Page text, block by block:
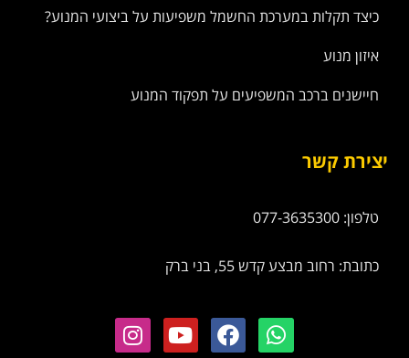
כיצד תקלות במערכת החשמל משפיעות על ביצועי המנוע?
איזון מנוע
חיישנים ברכב המשפיעים על תפקוד המנוע
יצירת קשר
טלפון: 077-3635300
כתובת: רחוב מבצע קדש 55, בני ברק